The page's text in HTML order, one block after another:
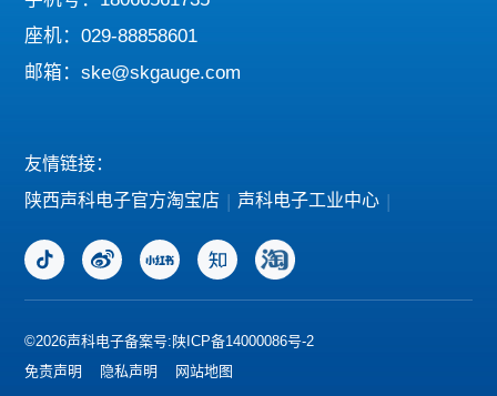
座机：029-88858601
邮箱：ske@skgauge.com
友情链接：
陕西声科电子官方淘宝店
声科电子工业中心
©2026声科电子备案号:陕ICP备14000086号-2
免责声明
隐私声明 网站地图